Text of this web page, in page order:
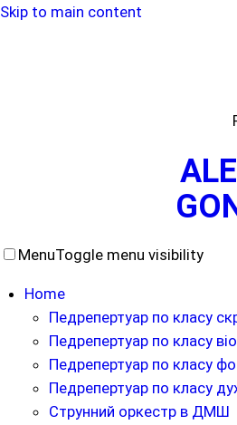
Skip to main content
MenuToggle menu visibility
Home
Педрепертуар по класу
Педрепертуар по класу
Педрепертуар по класу
Педрепертуар по класу
Струнний оркестр в ДМШ